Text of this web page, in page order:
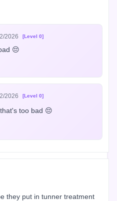
2026 [Level 0]
😔
2026 [Level 0]
too bad 😔
they put in tunner treatment